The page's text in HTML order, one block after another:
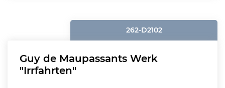
262-D2102
Guy de Maupassants Werk
"Irrfahrten"